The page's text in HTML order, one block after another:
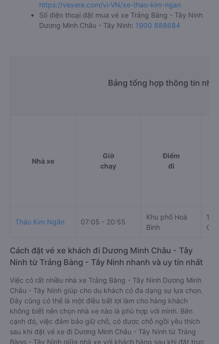
https://vexere.com/vi-VN/xe-thao-kim-ngan
Số điện thoại đặt mua vé xe Trảng Bàng - Tây Ninh
Dương Minh Châu - Tây Ninh: 1900 888684
Bảng tổng hợp thông tin
Nhà xe
Giờ
chạy
Điểm
đi
Thảo Kim Ngân 07:05 - 20:55
Khu phố Hoà
Bình
Cách đặt vé xe khách đi Dương Minh Châu - Tây
Ninh từ Trảng Bàng - Tây Ninh nhanh và uy tín nhất
Việc có rất nhiều nhà xe Trảng Bàng - Tây Ninh Dương Minh
Châu - Tây Ninh giúp cho du khách có đa dạng sự lựa chọn.
Đây cũng có thể là một điều bất lợi làm cho hàng khách
không biết nên chọn nhà xe nào là phù hợp với mình. Bên
cạnh đó, việc đảm bảo giữ chỗ, có được chỗ ngồi yêu thích
sau khi đặt vé xe đi Dương Minh Châu - Tây Ninh từ Trảng
Bàng - Tây Ninh giữa nhà xe với khách hàng sau khi đặt trực